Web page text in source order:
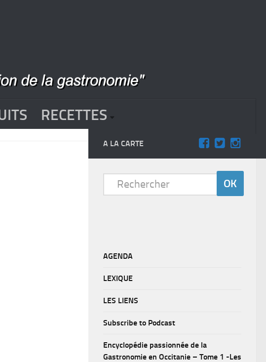
RECETTES
A LA CARTE
AGENDA
LEXIQUE
LES LIENS
Subscribe to Podcast
Encyclopédie passionnée de la
Gastronomie en Occitanie – Tome 1 -Les